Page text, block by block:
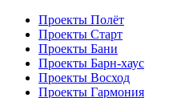
Проекты Полёт
Проекты Старт
Проекты Бани
Проекты Барн-хаус
Проекты Восход
Проекты Гармония